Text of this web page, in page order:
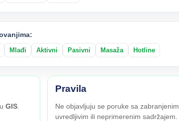
Mlađi Aktivni Pasivni Masaža Hotline
GIS
Pravila
Ne objavljuju se poruke sa zabranjenim,
uvredljivim ili neprimerenim sadržajem.